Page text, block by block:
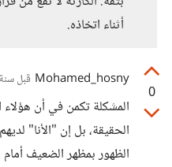
أثناء اتخاذه.
0
Mohamed_hosny قبل
المشكلة تكمن في أن هؤلاء
الحقيقة، بل إن "الأنا"
الظهور بمظهر الضعيف